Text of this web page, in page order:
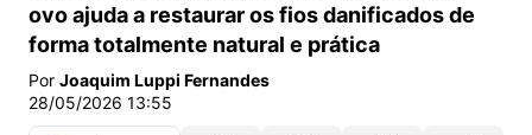
ovo ajuda a restaurar os fios danificados de
forma totalmente natural e prática
Por Joaquim Luppi Fernandes
28/05/2026 13:55